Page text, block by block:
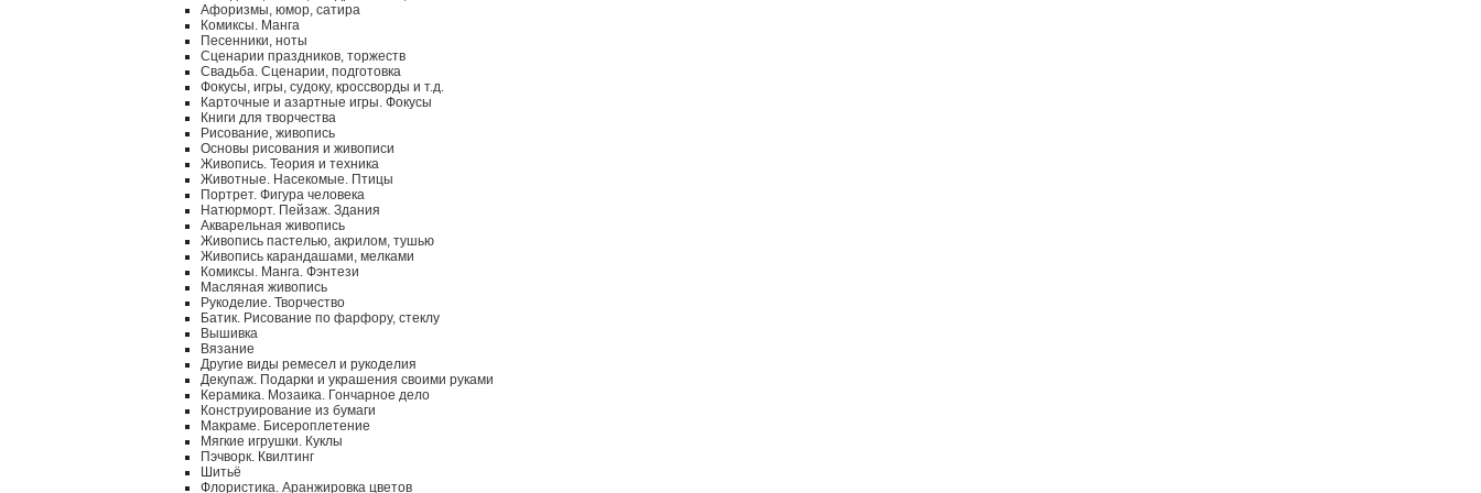
Афоризмы, юмор, сатира
Комиксы. Манга
Песенники, ноты
Сценарии праздников, торжеств
Свадьба. Сценарии, подготовка
Фокусы, игры, судоку, кроссворды и т.д.
Карточные и азартные игры. Фокусы
Книги для творчества
Рисование, живопись
Основы рисования и живописи
Живопись. Теория и техника
Животные. Насекомые. Птицы
Портрет. Фигура человека
Натюрморт. Пейзаж. Здания
Акварельная живопись
Живопись пастелью, акрилом, тушью
Живопись карандашами, мелками
Комиксы. Манга. Фэнтези
Масляная живопись
Рукоделие. Творчество
Батик. Рисование по фарфору, стеклу
Вышивка
Вязание
Другие виды ремесел и рукоделия
Декупаж. Подарки и украшения своими руками
Керамика. Мозаика. Гончарное дело
Конструирование из бумаги
Макраме. Бисероплетение
Мягкие игрушки. Куклы
Пэчворк. Квилтинг
Шитьё
Флористика. Аранжировка цветов